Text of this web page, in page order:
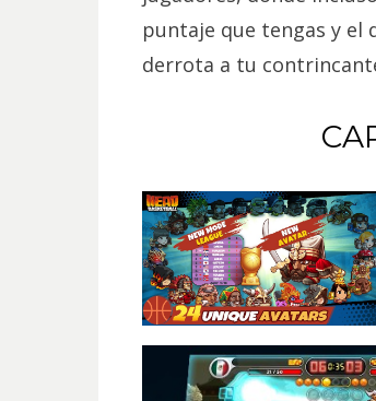
puntaje que tengas y el
derrota a tu